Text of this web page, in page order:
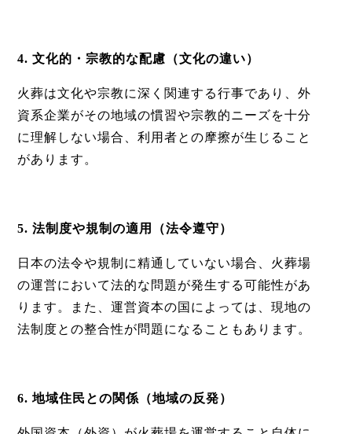
4. 文化的・宗教的な配慮（文化の違い）
火葬は文化や宗教に深く関連する行事であり、外
資系企業がその地域の慣習や宗教的ニーズを十分
に理解しない場合、利用者との摩擦が生じること
があります。
5. 法制度や規制の適用（法令遵守）
日本の法令や規制に精通していない場合、火葬場
の運営において法的な問題が発生する可能性があ
ります。また、運営資本の国によっては、現地の
法制度との整合性が問題になることもあります。
6. 地域住民との関係（地域の反発）